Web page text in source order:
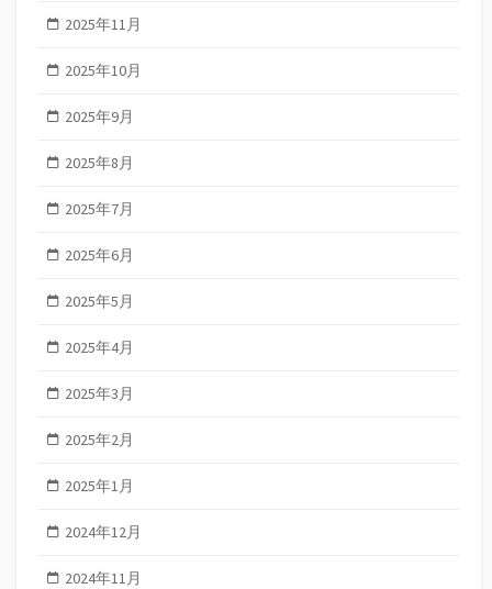
2025年11月
2025年10月
2025年9月
2025年8月
2025年7月
2025年6月
2025年5月
2025年4月
2025年3月
2025年2月
2025年1月
2024年12月
2024年11月